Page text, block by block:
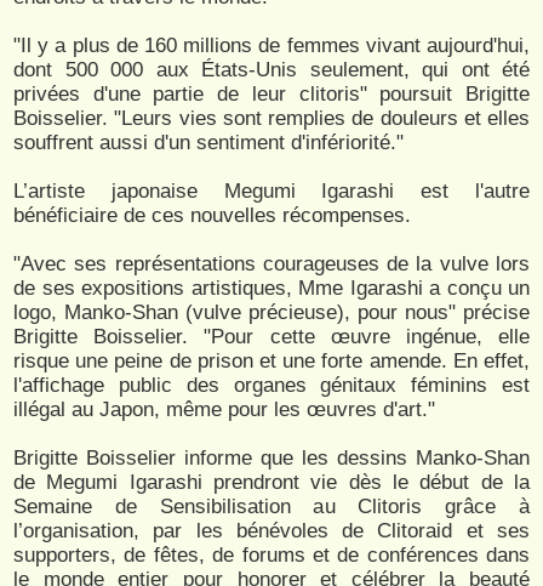
"Il y a plus de 160 millions de femmes vivant aujourd'hui,
dont 500 000 aux États-Unis seulement, qui ont été
privées d'une partie de leur clitoris" poursuit Brigitte
Boisselier. "Leurs vies sont remplies de douleurs et elles
souffrent aussi d'un sentiment d'infériorité."
L’artiste japonaise Megumi Igarashi est l'autre
bénéficiaire de ces nouvelles récompenses.
"Avec ses représentations courageuses de la vulve lors
de ses expositions artistiques, Mme Igarashi a conçu un
logo, Manko-Shan (vulve précieuse), pour nous" précise
Brigitte Boisselier. "Pour cette œuvre ingénue, elle
risque une peine de prison et une forte amende. En effet,
l'affichage public des organes génitaux féminins est
illégal au Japon, même pour les œuvres d'art."
Brigitte Boisselier informe que les dessins Manko-Shan
de Megumi Igarashi prendront vie dès le début de la
Semaine de Sensibilisation au Clitoris grâce à
l’organisation, par les bénévoles de Clitoraid et ses
supporters, de fêtes, de forums et de conférences dans
le monde entier pour honorer et célébrer la beauté